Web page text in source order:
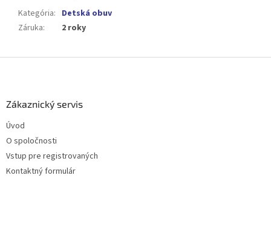
Kategória: Detská obuv
Záruka: 2 roky
Zákaznický servis
Úvod
O spoločnosti
Vstup pre registrovaných
Kontaktný formulár